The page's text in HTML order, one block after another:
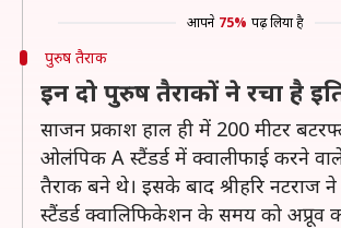
आपने 75% पढ़ लिया है
पुरुष तैराक
इन दो पुरुष तैराकों ने रचा है
साजन प्रकाश हाल ही में 200 मीटर
ओलंपिक A स्टैंडर्ड में क्वालीफाई करने
तैराक बने थे। इसके बाद श्रीहरि नटराज ने
स्टैंडर्ड क्वालिफिकेशन के समय को अप्रूव